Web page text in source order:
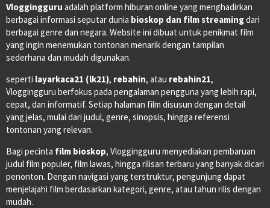
Vloggingguru adalah platform hiburan online yang menghadirkan
berbagai informasi seputar dunia bioskop dan film streamingdari
berbagai genre dan negara. Website ini dibuat untuk penikmat film
yang ingin menemukan tontonan menarik dengan tampilan
sederhana dan mudah digunakan.
seperti layarkaca21 (lk21), rebahin, atau rebahin21,
Vloggingguru berfokus pada pengalaman pengguna yang lebih rapi,
cepat, dan informatif. Setiap halaman film disusun dengan detail
yang jelas, mulai dari judul, genre, sinopsis, hingga referensi
tontonan yang relevan.
Bagi pecinta film bioskop, Vloggingguru menyediakan pembaruan
judul film populer, film lawas, hingga rilisan terbaru yang banyak dicari
penonton. Dengan navigasi yang terstruktur, pengunjung dapat
menjelajahi film berdasarkan kategori, genre, atau tahun rilis dengan
mudah.